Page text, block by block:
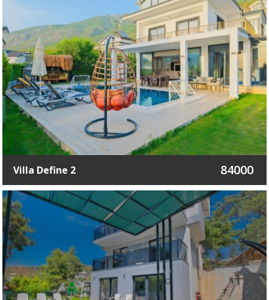
Villa Define 2 84000